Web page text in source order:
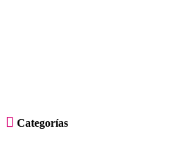
 Categorías